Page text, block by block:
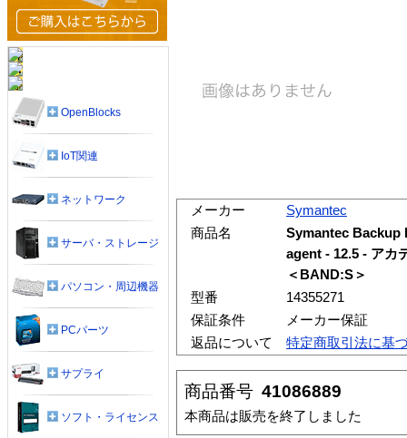
メーカー
Symantec
商品名
Symantec Backup
agent - 12.5 - アカ
＜BAND:S＞
型番
14355271
保証条件
メーカー保証
返品について
特定商取引法に基
商品番号 41086889
本商品は販売を終了しました
OpenBlocks
IoT関連
ネットワーク
サーバ・ストレージ
パソコン・周辺機器
PCパーツ
サプライ
ソフト・ライセンス